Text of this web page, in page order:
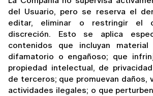
del Usuario, pero se reserva el
editar, eliminar o restringir el
discreción. Esto se aplica
contenidos que incluyan material
difamatorio o engañoso; que
propiedad intelectual, de
de terceros; que promuevan daños,
actividades ilegales; o que